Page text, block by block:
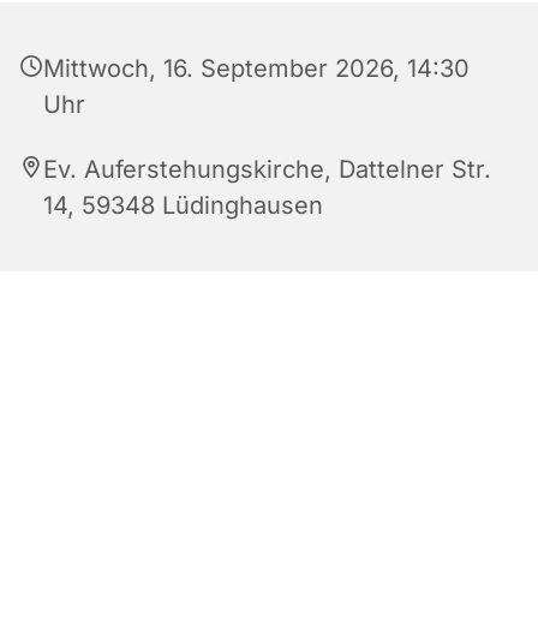
Mittwoch, 16. September 2026, 14:30
Uhr
Ev. Auferstehungskirche, Dattelner Str.
14, 59348 Lüdinghausen